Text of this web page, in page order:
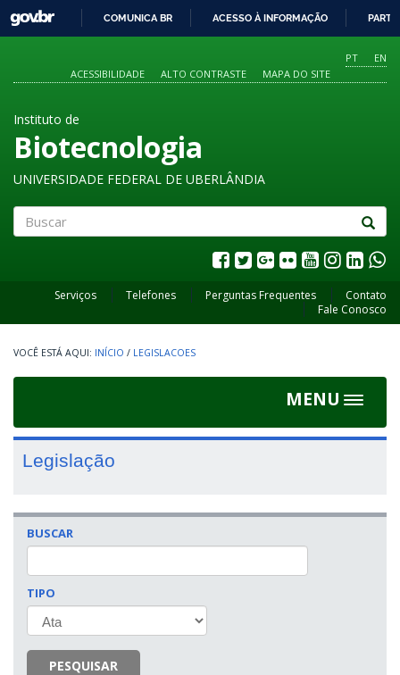
O
CONTEÚDO
GOVBR
COMUNICA BR ACESSO À INFORMAÇÃO
PT
EN
ACESSIBILIDADE
ALTO CONTRASTE MAPA DO SITE
Instituto de
Biotecnologia
UNIVERSIDADE FEDERAL DE UBERLÂNDIA
Serviços Telefones Perguntas Frequentes
Contato
Fale Conosco
INÍCIO / LEGISLACOES
MENU
Toggle
Legislação
BUSCAR
TIPO
PESQUISAR